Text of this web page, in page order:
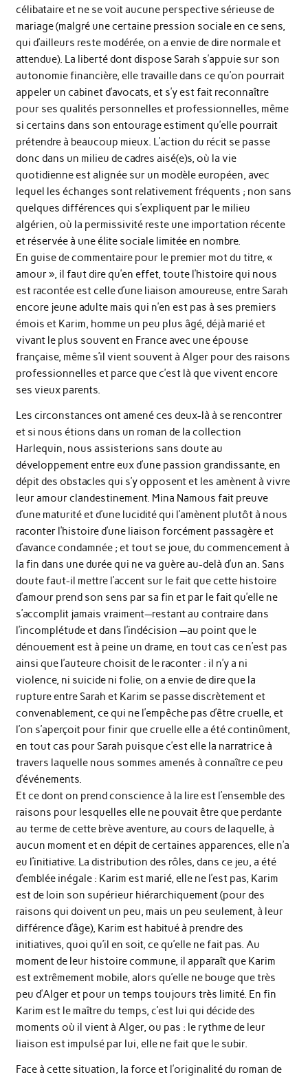
célibataire et ne se voit aucune perspective sérieuse de
mariage (malgré une certaine pression sociale en ce sens,
qui d’ailleurs reste modérée, on a envie de dire normale et
attendue). La liberté dont dispose Sarah s’appuie sur son
autonomie financière, elle travaille dans ce qu’on pourrait
appeler un cabinet d’avocats, et s’y est fait reconnaître
pour ses qualités personnelles et professionnelles, même
si certains dans son entourage estiment qu’elle pourrait
prétendre à beaucoup mieux. L’action du récit se passe
donc dans un milieu de cadres aisé(e)s, où la vie
quotidienne est alignée sur un modèle européen, avec
lequel les échanges sont relativement fréquents ; non sans
quelques différences qui s’expliquent par le milieu
algérien, où la permissivité reste une importation récente
et réservée à une élite sociale limitée en nombre.
En guise de commentaire pour le premier mot du titre, «
amour », il faut dire qu’en effet, toute l’histoire qui nous
est racontée est celle d’une liaison amoureuse, entre Sarah
encore jeune adulte mais qui n’en est pas à ses premiers
émois et Karim, homme un peu plus âgé, déjà marié et
vivant le plus souvent en France avec une épouse
française, même s’il vient souvent à Alger pour des raisons
professionnelles et parce que c’est là que vivent encore
ses vieux parents.
Les circonstances ont amené ces deux-là à se rencontrer
et si nous étions dans un roman de la collection
Harlequin, nous assisterions sans doute au
développement entre eux d’une passion grandissante, en
dépit des obstacles qui s’y opposent et les amènent à vivre
leur amour clandestinement. Mina Namous fait preuve
d’une maturité et d’une lucidité qui l’amènent plutôt à nous
raconter l’histoire d’une liaison forcément passagère et
d’avance condamnée ; et tout se joue, du commencement à
la fin dans une durée qui ne va guère au-delà d’un an. Sans
doute faut-il mettre l’accent sur le fait que cette histoire
d’amour prend son sens par sa fin et par le fait qu’elle ne
s’accomplit jamais vraiment—restant au contraire dans
l’incomplétude et dans l’indécision —au point que le
dénouement est à peine un drame, en tout cas ce n’est pas
ainsi que l’auteure choisit de le raconter : il n’y a ni
violence, ni suicide ni folie, on a envie de dire que la
rupture entre Sarah et Karim se passe discrètement et
convenablement, ce qui ne l’empêche pas d’être cruelle, et
l’on s’aperçoit pour finir que cruelle elle a été continûment,
en tout cas pour Sarah puisque c’est elle la narratrice à
travers laquelle nous sommes amenés à connaître ce peu
d’événements.
Et ce dont on prend conscience à la lire est l’ensemble des
raisons pour lesquelles elle ne pouvait être que perdante
au terme de cette brève aventure, au cours de laquelle, à
aucun moment et en dépit de certaines apparences, elle n’a
eu l’initiative. La distribution des rôles, dans ce jeu, a été
d’emblée inégale : Karim est marié, elle ne l’est pas, Karim
est de loin son supérieur hiérarchiquement (pour des
raisons qui doivent un peu, mais un peu seulement, à leur
différence d’âge), Karim est habitué à prendre des
initiatives, quoi qu’il en soit, ce qu’elle ne fait pas. Au
moment de leur histoire commune, il apparaît que Karim
est extrêmement mobile, alors qu’elle ne bouge que très
peu d’Alger et pour un temps toujours très limité. En fin
Karim est le maître du temps, c’est lui qui décide des
moments où il vient à Alger, ou pas : le rythme de leur
liaison est impulsé par lui, elle ne fait que le subir.
Face à cette situation, la force et l’originalité du roman de